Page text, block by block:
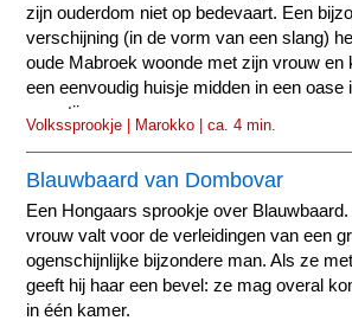
zijn ouderdom niet op bedevaart. Een
verschijning (in de vorm van een slang)
oude Mabroek woonde met zijn vrouw en
een eenvoudig huisje midden in een oase
woestijn.
Volkssprookje | Marokko | ca. 4 min.
Blauwbaard van Dombovar
Een Hongaars sprookje over
vrouw valt voor de verleidingen van een
ogenschijnlijke bijzondere man. Als ze
geeft hij haar een bevel: ze mag overal
in één kamer.